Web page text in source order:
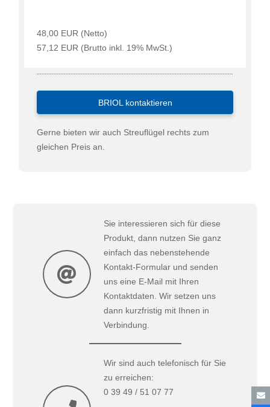
48,00 EUR (Netto)
57,12 EUR (Brutto inkl. 19% MwSt.)
BRIOL kontaktieren
Gerne bieten wir auch Streuflügel rechts zum
gleichen Preis an.
Sie interessieren sich für diese
Produkt, dann nutzen Sie ganz
einfach das nebenstehende
Kontakt-Formular und senden
uns eine E-Mail mit Ihren
Kontaktdaten. Wir setzen uns
dann kurzfristig mit Ihnen in
Verbindung.
Wir sind auch telefonisch für Sie
zu erreichen:
0 39 49 / 51 07 77